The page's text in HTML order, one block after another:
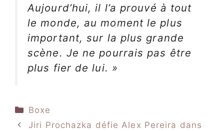
Aujourd’hui, il l’a prouvé à tout
le monde, au moment le plus
important, sur la plus grande
scène. Je ne pourrais pas être
plus fier de lui. »
Catégories
Boxe
Jiri Prochazka défie Alex Pereira dans